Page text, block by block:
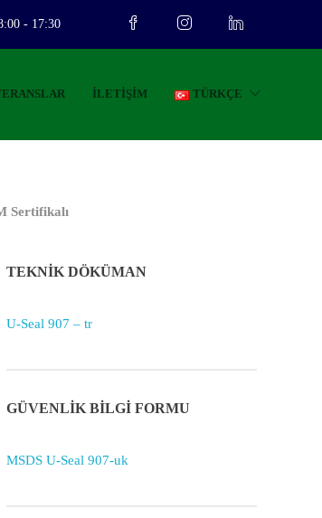
- 17:30
İLETIŞIM TÜRKÇE
Sertifikalı
TEKNİK DÖKÜMAN
U-Seal 907 – tr
GÜVENLİK BİLGİ FORMU
MSDS U-Seal 907-uk